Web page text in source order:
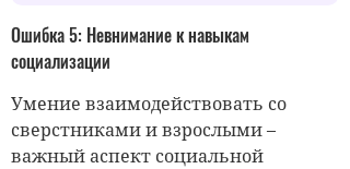
Ошибка 5: Невнимание к навыкам
социализации
Умение взаимодействовать со
сверстниками и взрослыми –
важный аспект социальной